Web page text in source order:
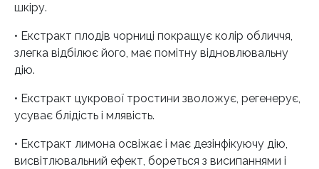
шкіру.
• Екстракт плодів чорниці покращує колір обличчя,
злегка відбілює його, має помітну відновлювальну
дію.
• Екстракт цукрової тростини зволожує, регенерує,
усуває блідість і млявість.
• Екстракт лимона освіжає і має дезінфікуючу дію,
висвітлювальний ефект, бореться з висипаннями і